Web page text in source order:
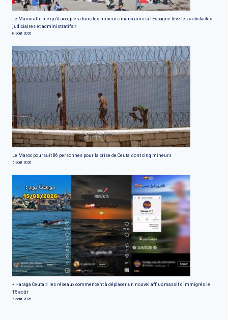
Le Maroc affirme qu'il acceptera tous les mineurs marocains si l'Espagne lève les « obstacles
judiciaires et administratifs »
6 août 2026
Le Maroc poursuit 86 personnes pour la crise de Ceuta, dont cinq mineurs
5 août 2026
« Haraga Ceuta »: les réseaux commencent à déplacer un nouvel afflux massif d'immigrés le
15 août
5 août 2026